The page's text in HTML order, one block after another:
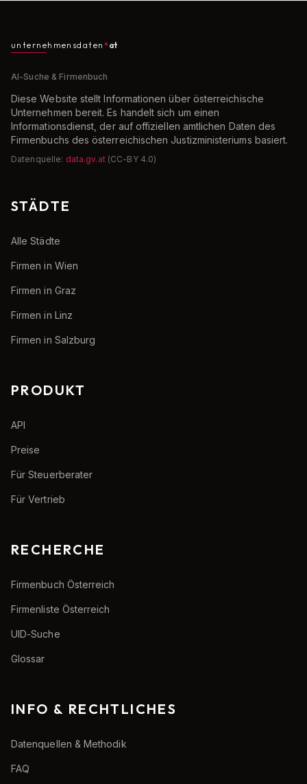
unternehmensdaten at
AI-Suche & Firmenbuch
Diese Website stellt Informationen über österreichische
Unternehmen bereit. Es handelt sich um einen
Informationsdienst, der auf offiziellen amtlichen Daten des
Firmenbuchs des österreichischen Justizministeriums basiert.
Datenquelle: data.gv.at (CC-BY 4.0)
STÄDTE
Alle Städte
Firmen in Wien
Firmen in Graz
Firmen in Linz
Firmen in Salzburg
PRODUKT
API
Preise
Für Steuerberater
Für Vertrieb
RECHERCHE
Firmenbuch Österreich
Firmenliste Österreich
UID-Suche
Glossar
INFO & RECHTLICHES
Datenquellen & Methodik
FAQ